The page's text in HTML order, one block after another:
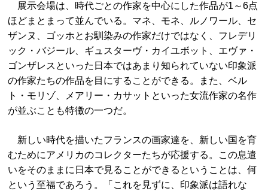
展示会場は、時代ごとの作家を中心にした作品が1～6点
ほどまとまって並んでいる。マネ、モネ、ルノワール、セ
ザンヌ、ゴッホとお馴染みの作家だけではなく、フレデリ
ック・バジール、ギュスターヴ・カイユボット、エヴァ・
ゴンザレスといった日本ではあまり知られていない印象派
の作家たちの作品を目にすることができる。また、ベル
ト・モリゾ、メアリー・カサットといった女流作家の名作
が並ぶことも特徴の一つだ。
新しい時代を描いたフランスの画家達を、新しい国を育
むためにアメリカのコレクターたちが応援する。この息遣
いをそのままに日本で見ることができるということは、何
という至福であろう。「これを見ずに、印象派は語れな